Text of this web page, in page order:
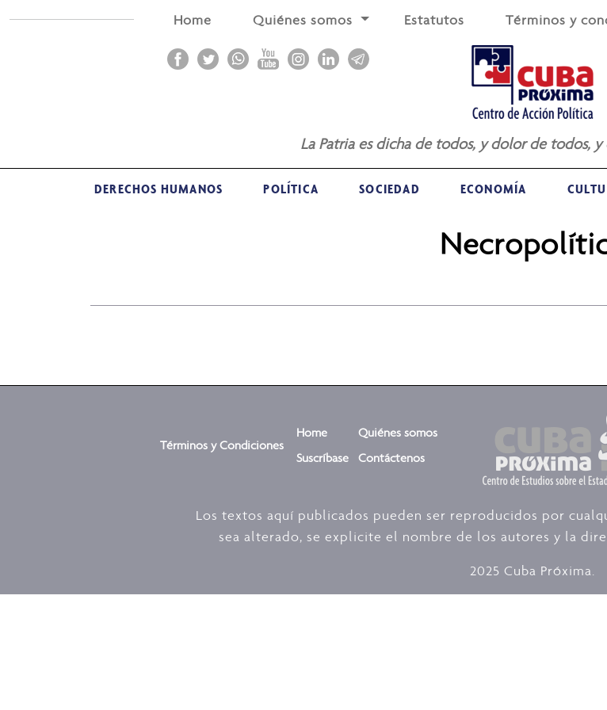
Home Quiénes somos Estatutos Términos y
La Patria es dicha de todos, y dolor de todos,
DERECHOS HUMANOS POLÍTICA SOCIEDAD ECONOMÍA
Términos y Condiciones
Home
Suscríbase
Quiénes somos
Contáctenos
Los textos aquí publicados pueden ser reproducidos por
sea alterado, se explicite el nombre de los autores y la
2025 Cuba Próxima.